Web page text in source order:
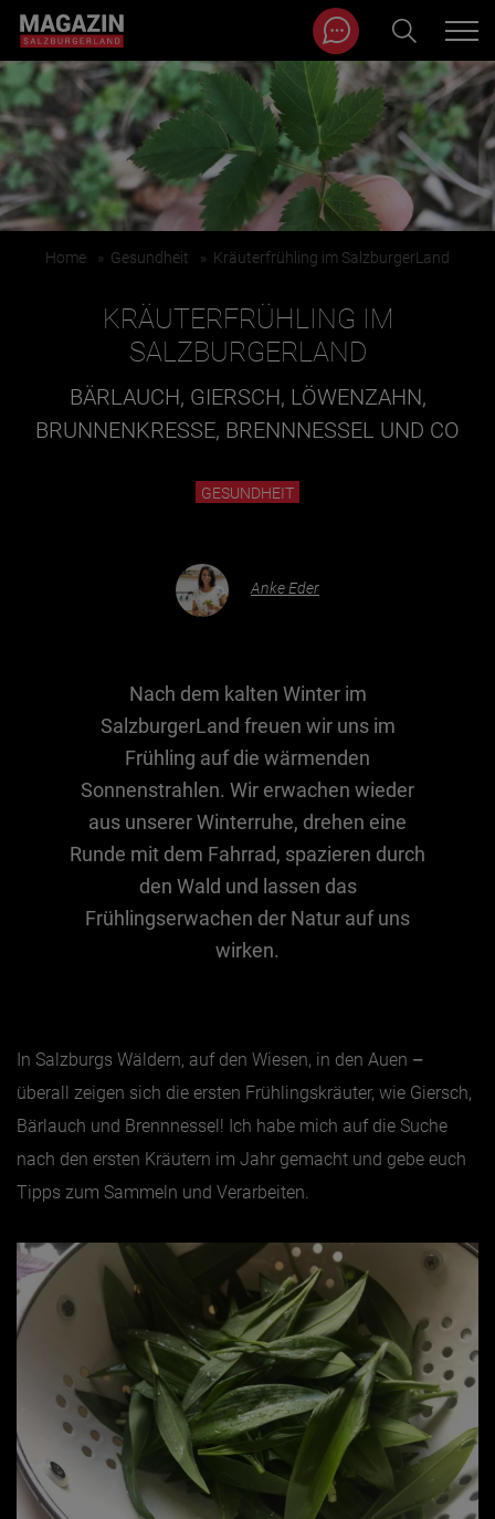
Zum Inhalt springen
BEITRÄGE IN MEINER NÄHE
Brauchtum
Hotel & Reise
Februar
März
April
Mai
Juli
August
November
Dezember
Magazin durchsuchen...
Home » Gesundheit » Kräuterfrühling im SalzburgerLand
KRÄUTERFRÜHLING IM
SALZBURGERLAND
BÄRLAUCH, GIERSCH, LÖWENZAHN,
BRUNNENKRESSE, BRENNNESSEL UND CO
GESUNDHEIT
Anke Eder
Nach dem kalten Winter im
SalzburgerLand freuen wir uns im
Frühling auf die wärmenden
Sonnenstrahlen. Wir erwachen wieder
aus unserer Winterruhe, drehen eine
Runde mit dem Fahrrad, spazieren durch
den Wald und lassen das
Frühlingserwachen der Natur auf uns
wirken.
In Salzburgs Wäldern, auf den Wiesen, in den Auen –
überall zeigen sich die ersten Frühlingskräuter, wie Giersch,
Bärlauch und Brennnessel! Ich habe mich auf die Suche
nach den ersten Kräutern im Jahr gemacht und gebe euch
Tipps zum Sammeln und Verarbeiten.